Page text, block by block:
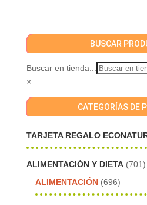
BUSCAR
Buscar en tienda...
×
CATEGORÍAS DE
TARJETA REGALO
ALIMENTACIÓN Y DIETA (701)
ALIMENTACIÓN (696)